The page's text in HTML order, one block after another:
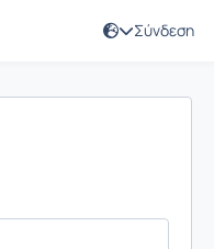
Σύνδεση